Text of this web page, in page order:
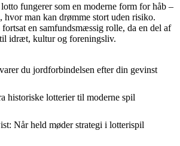
fungerer som en moderne form for håb –
man kan drømme stort uden risiko.
en samfundsmæssig rolle, da en del af
idræt, kultur og foreningsliv.
du jordforbindelsen efter din gevinst
historiske lotterier til moderne spil
Når held møder strategi i lotterispil